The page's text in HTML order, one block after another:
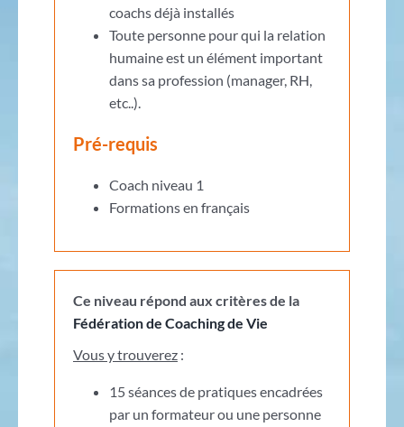
coachs déjà installés
Toute personne pour qui la relation
humaine est un élément important
dans sa profession (manager, RH,
etc..).
Pré-requis
Coach niveau 1
Formations en français
Ce niveau répond aux critères de la
Fédération de Coaching de Vie
Vous y trouverez:
15 séances de pratiques encadrées
par un formateur ou une personne